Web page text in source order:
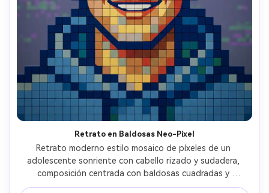
Retrato en Baldosas Neo-Pixel
Retrato moderno estilo mosaico de píxeles de un
adolescente sonriente con cabello rizado y sudadera,
composición centrada con baldosas cuadradas y
cuadrícula limpia, paleta de 16 colores con mucho